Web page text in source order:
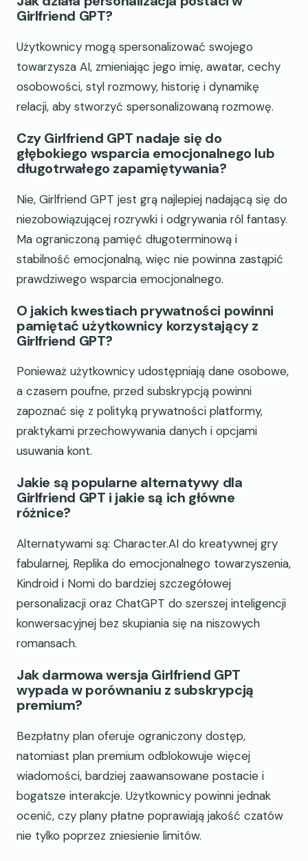
Girlfriend GPT?
Użytkownicy mogą spersonalizować swojego
towarzysza AI, zmieniając jego imię, awatar, cechy
osobowości, styl rozmowy, historię i dynamikę
relacji, aby stworzyć spersonalizowaną rozmowę.
Czy Girlfriend GPT nadaje się do
głębokiego wsparcia emocjonalnego lub
długotrwałego zapamiętywania?
Nie, Girlfriend GPT jest grą najlepiej nadającą się do
niezobowiązującej rozrywki i odgrywania ról fantasy.
Ma ograniczoną pamięć długoterminową i
stabilność emocjonalną, więc nie powinna zastąpić
prawdziwego wsparcia emocjonalnego.
O jakich kwestiach prywatności powinni
pamiętać użytkownicy korzystający z
Girlfriend GPT?
Ponieważ użytkownicy udostępniają dane osobowe,
a czasem poufne, przed subskrypcją powinni
zapoznać się z polityką prywatności platformy,
praktykami przechowywania danych i opcjami
usuwania kont.
Jakie są popularne alternatywy dla
Girlfriend GPT i jakie są ich główne
różnice?
Alternatywami są: Character.AI do kreatywnej gry
fabularnej, Replika do emocjonalnego towarzyszenia,
Kindroid i Nomi do bardziej szczegółowej
personalizacji oraz ChatGPT do szerszej inteligencji
konwersacyjnej bez skupiania się na niszowych
romansach.
Jak darmowa wersja Girlfriend GPT
wypada w porównaniu z subskrypcją
premium?
Bezpłatny plan oferuje ograniczony dostęp,
natomiast plan premium odblokowuje więcej
wiadomości, bardziej zaawansowane postacie i
bogatsze interakcje. Użytkownicy powinni jednak
ocenić, czy plany płatne poprawiają jakość czatów
nie tylko poprzez zniesienie limitów.